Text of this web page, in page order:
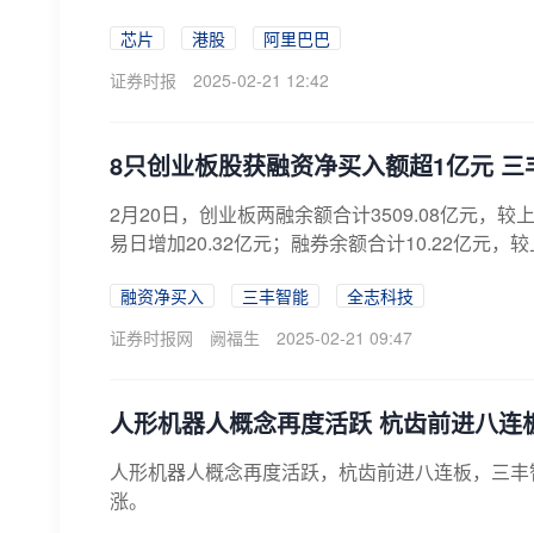
芯片 港股
阿里巴巴
证券时报
2025-02-21 12:42
8只创业板股获融资净买入额超1亿元 三
2月20日，创业板两融余额合计3509.08亿元，较
易日增加20.32亿元；融券余额合计10.22亿元，
融资净买入 三丰智能
全志科技
证券时报网
阙福生 2025-02-21 09:47
人形机器人概念再度活跃 杭齿前进八连
人形机器人概念再度活跃，杭齿前进八连板，三
涨。